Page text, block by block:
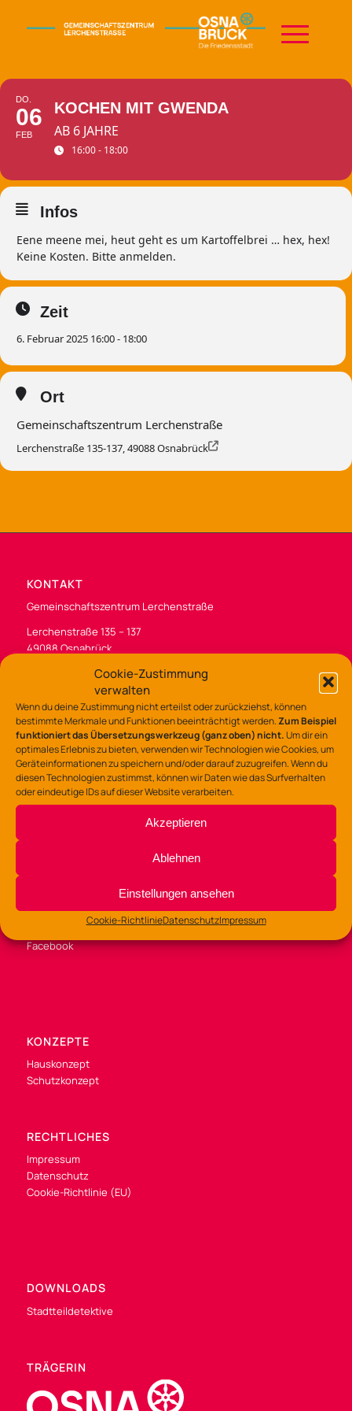
Cookie-Zustimmung
verwalten
Wenn du deine Zustimmung nicht erteilst oder zurückziehst, können
bestimmte Merkmale und Funktionen beeinträchtigt werden.Zum Beispiel
funktioniert das Übersetzungswerkzeug (ganz oben) nicht.Um dir ein
optimales Erlebnis zu bieten, verwenden wir Technologien wie Cookies, um
Geräteinformationen zu speichern und/oder darauf zuzugreifen. Wenn du
diesen Technologien zustimmst, können wir Daten wie das Surfverhalten
oder eindeutige IDs auf dieser Website verarbeiten.
Akzeptieren
Ablehnen
Einstellungen ansehen
Cookie-RichtlinieDatenschutzImpressum
DO.
06
FEB
KOCHEN MIT GWENDA
AB 6 JAHRE
16:00 - 18:00
Infos
Eene meene mei, heut geht es um Kartoffelbrei … hex, hex!
Keine Kosten. Bitte anmelden.
Zeit
6. Februar 2025 16:00 - 18:00
Ort
Gemeinschaftszentrum Lerchenstraße
Lerchenstraße 135-137, 49088 Osnabrück
KONTAKT
Gemeinschaftszentrum Lerchenstraße
Lerchenstraße 135 – 137
49088 Osnabrück
Tel.: 0541/323-7530
gz-lerchenstr@osnabrueck.de
BÜROZEITEN
Di /Mi / Fr 9:00 – 14:00 Uhr
Facebook
KONZEPTE
Hauskonzept
Schutzkonzept
RECHTLICHES
Impressum
Datenschutz
Cookie-Richtlinie (EU)
DOWNLOADS
Stadtteildetektive
TRÄGERIN